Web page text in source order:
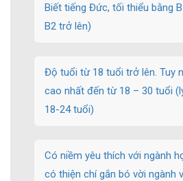
Biết tiếng Đức, tối thiểu bằng
B2 trở lên)
Độ tuổi từ 18 tuổi trở lên. Tuy
cao nhất đến từ 18 – 30 tuổi
18-24 tuổi)
Có niềm yêu thích với ngành
có thiện chí gắn bó vời ngành